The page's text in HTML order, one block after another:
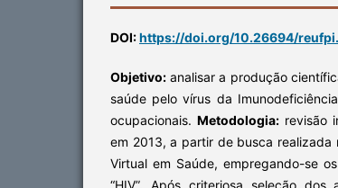
DOI:https://doi.org/10.26694/
Objetivo: analisar a produção
saúde pelo vírus da
ocupacionais. Metodologia: revisão
em 2013, a partir de busca realizada
Virtual em Saúde, empregando-se
“HIV”. Após criteriosa seleção